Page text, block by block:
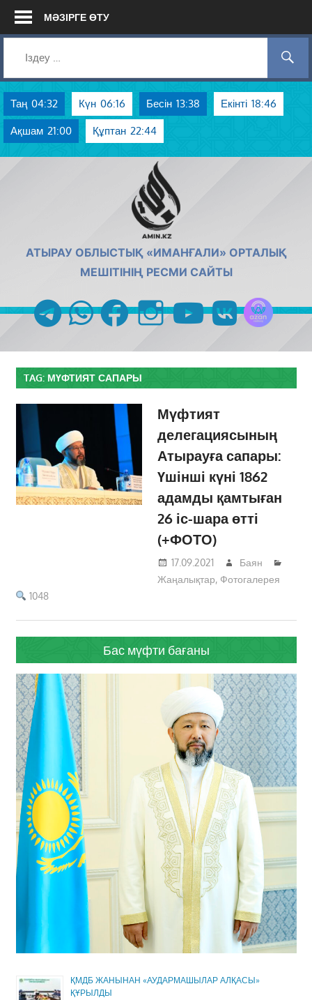
Skip
МӘЗІРГЕ ӨТУ
Таң 04:32 Күн 06:16 Бесін 13:38 Екінті 18:46
Ақшам 21:00 Құптан 22:44
АТЫРАУ ОБЛЫСТЫҚ «ИМАНҒАЛИ» ОРТАЛЫҚ
МЕШІТІНІҢ РЕСМИ САЙТЫ
telegramwhatsappfacebookinstagramyoutubevk
TAG: МҮФТИЯТ САПАРЫ
Мүфтият
делегациясының
Атырауға сапары:
Үшінші күні 1862
адамды қамтыған
26 іс-шара өтті
(+ФОТО)
17.09.2021
Баян
Жаңалықтар, Фотогалерея
1048
Бас мүфти бағаны
ҚМДБ ЖАНЫНАН «АУДАРМАШЫЛАР АЛҚАСЫ»
ҚҰРЫЛДЫ